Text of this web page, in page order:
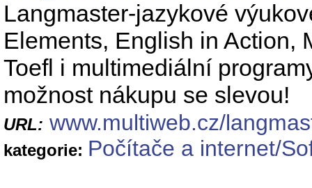
Langmaster-jazykové
Elements, English in Action,
Toefl i multimediální
možnost nákupu se slevou!
URL: www.multiweb.cz/
kategorie: Počítače a internet/